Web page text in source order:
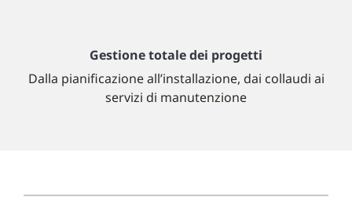
Gestione totale dei progetti
Dalla pianificazione all’installazione, dai collaudi ai
servizi di manutenzione